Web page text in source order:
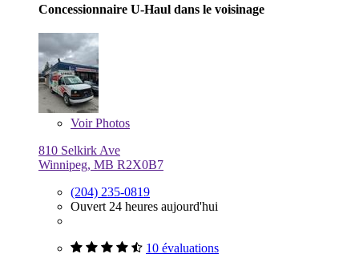
Concessionnaire U-Haul dans le voisinage
VoirPhotos
810 Selkirk Ave
Winnipeg, MB R2X0B7
(204) 235-0819
Ouvert 24 heures aujourd'hui
10 évaluations